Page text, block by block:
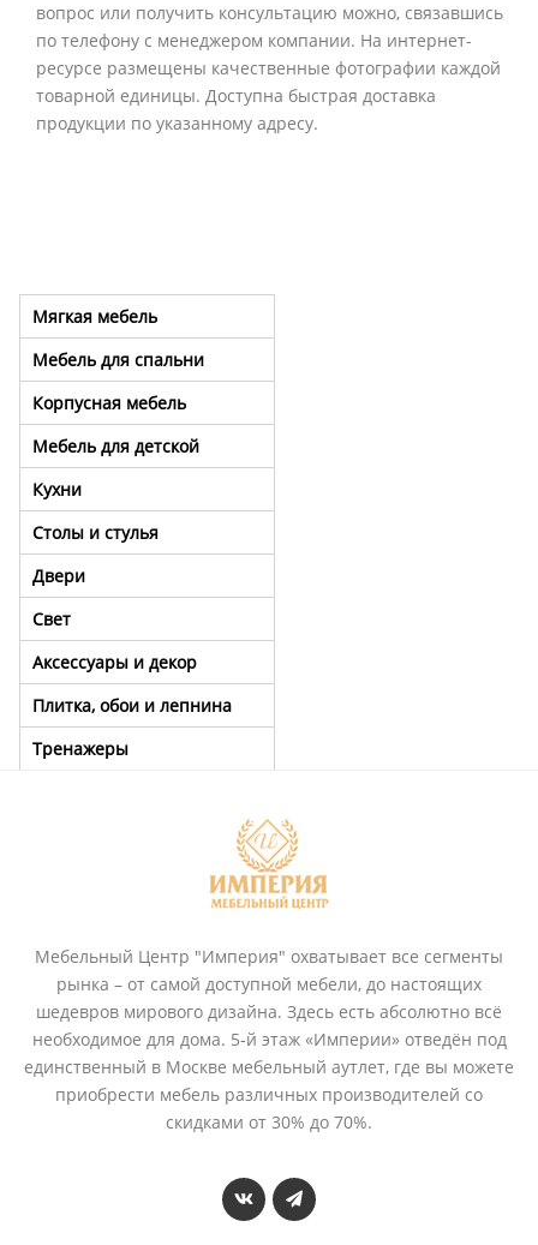
вопрос или получить консультацию можно, связавшись
по телефону с менеджером компании. На интернет-
ресурсе размещены качественные фотографии каждой
товарной единицы. Доступна быстрая доставка
продукции по указанному адресу.
Мягкая мебель
Мебель для спальни
Корпусная мебель
Мебель для детской
Кухни
Столы и стулья
Двери
Свет
Аксессуары и декор
Плитка, обои и лепнина
Тренажеры
Мебельный Центр "Империя" охватывает все сегменты
рынка – от самой доступной мебели, до настоящих
шедевров мирового дизайна. Здесь есть абсолютно всё
необходимое для дома. 5-й этаж «Империи» отведён под
единственный в Москве мебельный аутлет, где вы можете
приобрести мебель различных производителей со
скидками от 30% до 70%.